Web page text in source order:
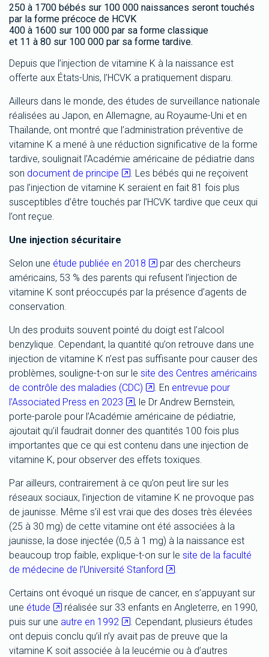
250 à 1700 bébés sur 100 000 naissances seront touchés
par la forme précoce de HCVK
400 à 1600 sur 100 000 par sa forme classique
et 11 à 80 sur 100 000 par sa forme tardive.
Depuis que l’injection de vitamine K à la naissance est
offerte aux États-Unis, l’HCVK a pratiquement disparu.
Ailleurs dans le monde, des études de surveillance nationale
réalisées au Japon, en Allemagne, au Royaume-Uni et en
Thaïlande, ont montré que l’administration préventive de
vitamine K a mené à une réduction significative de la forme
tardive, soulignait l’Académie américaine de pédiatrie dans
son document de principe
. Les bébés qui ne reçoivent
pas l’injection de vitamine K seraient en fait 81 fois plus
susceptibles d’être touchés par l’HCVK tardive que ceux qui
l’ont reçue.
Une injection sécuritaire
Selon une étude publiée en 2018
par des chercheurs
américains, 53 % des parents qui refusent l’injection de
vitamine K sont préoccupés par la présence d’agents de
conservation.
Un des produits souvent pointé du doigt est l’alcool
benzylique. Cependant, la quantité qu’on retrouve dans une
injection de vitamine K n’est pas suffisante pour causer des
problèmes, souligne-t-on sur le site des Centres américains
de contrôle des maladies (CDC)
. En entrevue pour
l’Associated Press en 2023
, le Dr Andrew Bernstein,
porte-parole pour l’Académie américaine de pédiatrie,
ajoutait qu’il faudrait donner des quantités 100 fois plus
importantes que ce qui est contenu dans une injection de
vitamine K, pour observer des effets toxiques.
Par ailleurs, contrairement à ce qu’on peut lire sur les
réseaux sociaux, l’injection de vitamine K ne provoque pas
de jaunisse. Même s’il est vrai que des doses très élevées
(25 à 30 mg) de cette vitamine ont été associées à la
jaunisse, la dose injectée (0,5 à 1 mg) à la naissance est
beaucoup trop faible, explique-t-on sur le site de la faculté
de médecine de l’Université Stanford
.
Certains ont évoqué un risque de cancer, en s’appuyant sur
une étude
réalisée sur 33 enfants en Angleterre, en 1990,
puis sur une autre en 1992
. Cependant, plusieurs études
ont depuis conclu qu’il n’y avait pas de preuve que la
vitamine K soit associée à la leucémie ou à d’autres